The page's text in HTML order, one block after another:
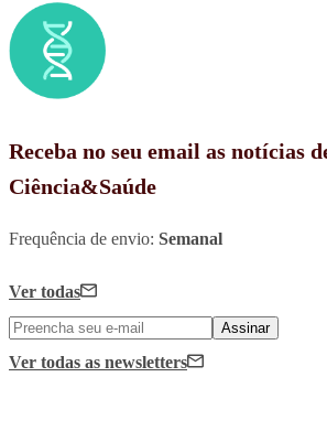
Receba no seu email as notícias
Ciência&Saúde
Frequência de envio: Semanal
Ver todas
Assinar
Ver todas as newsletters